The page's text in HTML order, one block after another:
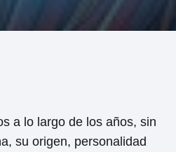
a lo largo de los años, sin
su origen, personalidad